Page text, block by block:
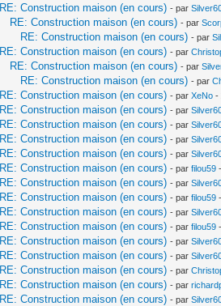
RE: Construction maison (en cours) - par
RE: Construction maison (en cours) - par
RE: Construction maison (en cours) - par
RE: Construction maison (en cours) - par
RE: Construction maison (en cours) - par
RE: Construction maison (en cours) - par
RE: Construction maison (en cours) - parXeNo -
RE: Construction maison (en cours) - par
RE: Construction maison (en cours) - par
RE: Construction maison (en cours) - par
RE: Construction maison (en cours) - par
RE: Construction maison (en cours) - parfilou59
RE: Construction maison (en cours) - par
RE: Construction maison (en cours) - parfilou59
RE: Construction maison (en cours) - par
RE: Construction maison (en cours) - parfilou59
RE: Construction maison (en cours) - par
RE: Construction maison (en cours) - par
RE: Construction maison (en cours) - par
RE: Construction maison (en cours) - par
RE: Construction maison (en cours) - par